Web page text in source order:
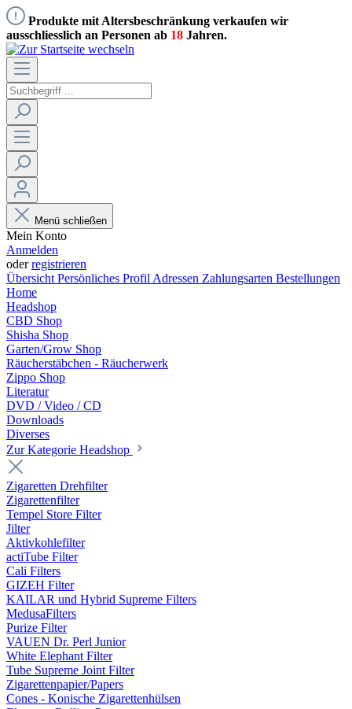
Produkte mit Altersbeschränkung verkaufen wir
ausschliesslich an Personen ab 18 Jahren.
Menü schließen
Mein Konto
Anmelden
oderregistrieren
Übersicht Persönliches Profil Adressen Zahlungsarten Bestellungen
Home
Headshop
CBD Shop
Shisha Shop
Garten/Grow Shop
Räucherstäbchen - Räucherwerk
Zippo Shop
Literatur
DVD / Video / CD
Downloads
Diverses
Zur Kategorie Headshop
Zigaretten Drehfilter
Zigarettenfilter
Tempel Store Filter
Jilter
Aktivkohlefilter
actiTube Filter
Cali Filters
GIZEH Filter
KAILAR und Hybrid Supreme Filters
MedusaFilters
Purize Filter
VAUEN Dr. Perl Junior
White Elephant Filter
Tube Supreme Joint Filter
Zigarettenpapier/Papers
Cones - Konische Zigarettenhülsen